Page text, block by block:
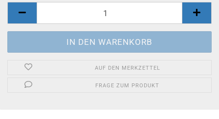
AUF DEN MERKZETTEL
FRAGE ZUM PRODUKT